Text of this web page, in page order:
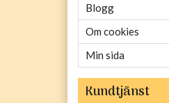
Blogg
Om cookies
Min sida
Kundtjänst